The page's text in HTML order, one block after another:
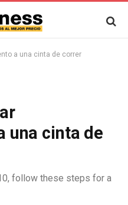
a una cinta de correr
una cinta de
follow these steps for a